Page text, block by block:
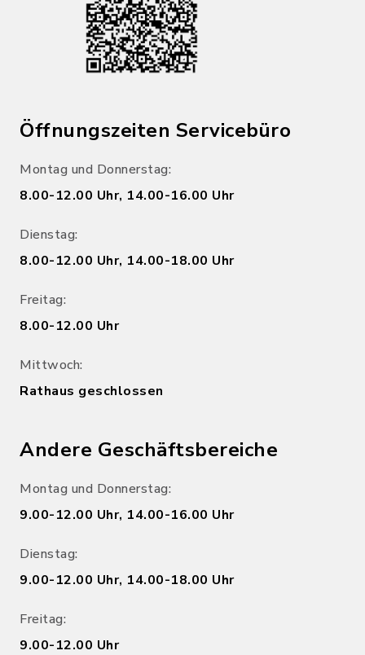
Öffnungszeiten Servicebüro
Montag und Donnerstag:
8.00-12.00 Uhr, 14.00-16.00 Uhr
Dienstag:
8.00-12.00 Uhr, 14.00-18.00 Uhr
Freitag:
8.00-12.00 Uhr
Mittwoch:
Rathaus geschlossen
Andere Geschäftsbereiche
Montag und Donnerstag:
9.00-12.00 Uhr, 14.00-16.00 Uhr
Dienstag:
9.00-12.00 Uhr, 14.00-18.00 Uhr
Freitag:
9.00-12.00 Uhr